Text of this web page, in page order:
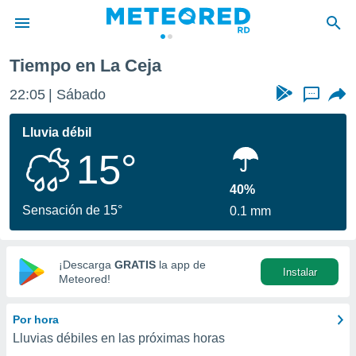
de
ha sido
para
que se
calidad.
a este
las
y
digital
basada
Tiempo en La Ceja
22:05 Sábado ...
Lluvia débil
15°
Sensación de 15°
40%
0.1 mm
¡Descarga GRATIS la app de
Meteored!
Instalar
Por hora
Lluvias débiles en las próximas horas